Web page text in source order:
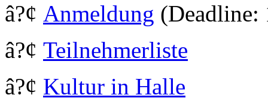
â?¢ Anmeldung (Deadline:
â?¢ Teilnehmerliste
â?¢ Kultur in Halle